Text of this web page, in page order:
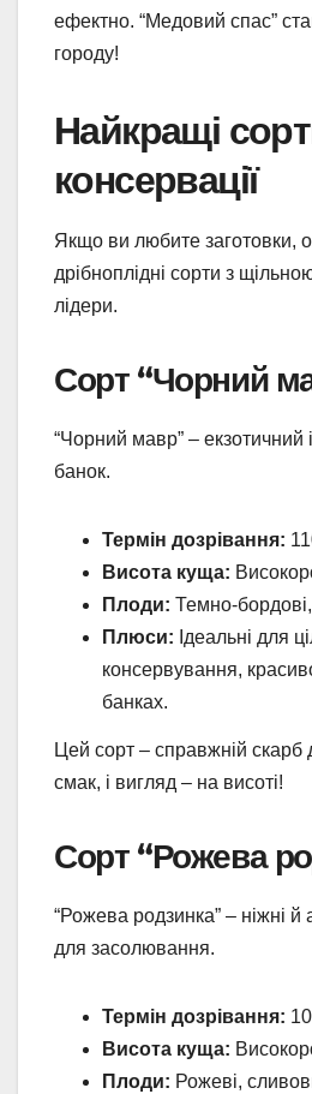
ефектно. “Медовий спас”
городу!
Найкращі
консервації
Якщо ви любите заготовки,
дрібноплідні сорти з
лідери.
Сорт “Чорний
“Чорний мавр” – екзотичний
банок.
Термін дозрівання:
Висота куща:
Плоди: Темно-бордові,
Плюси: Ідеальні для
консервування,
банках.
Цей сорт – справжній скарб
смак, і вигляд – на висоті!
Сорт “Рожева
“Рожева родзинка” – ніжні й
для засолювання.
Термін дозрівання:
Висота куща:
Плоди: Рожеві,